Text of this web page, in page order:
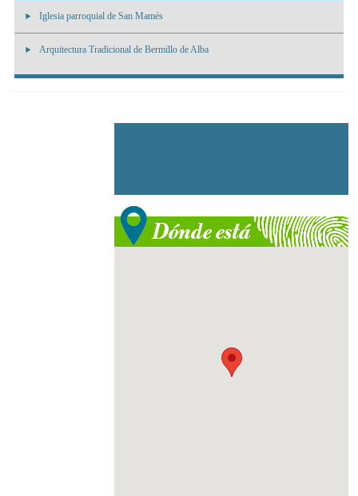
Iglesia parroquial de San Mamés
Arquitectura Tradicional de Bermillo de Alba